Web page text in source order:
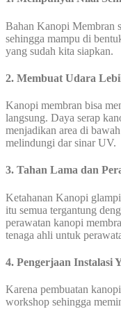
Bahan Kanopi Membran
sehingga mampu di
yang sudah kita siapkan.
2. Membuat Udara
Kanopi membran bisa
langsung. Daya serap
menjadikan area di
melindungi dar sinar UV.
3. Tahan Lama dan
Ketahanan Kanopi
itu semua tergantung
perawatan kanopi
tenaga ahli untuk
4. Pengerjaan Instalasi
Karena pembuatan
workshop sehingga